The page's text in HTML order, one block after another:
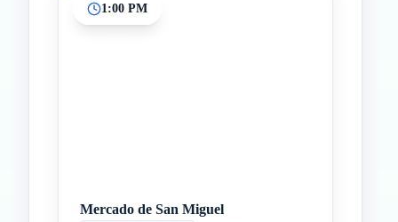
1:00 PM
Mercado de San Miguel